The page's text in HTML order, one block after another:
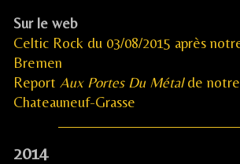
Sur le web
Celtic Rock du 03/08/2015 après
Bremen
Report Aux Portes Du Métalde
Chateauneuf-Grasse
2014